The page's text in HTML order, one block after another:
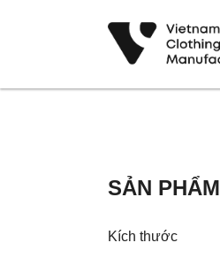
SẢN PHẨM
Kích thước